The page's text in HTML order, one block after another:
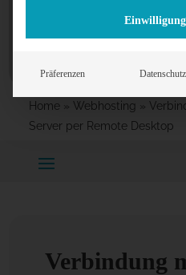
Home »Webhosting »
Server per Remote Desktop
Verbindung
Einwilligung
Präferenzen